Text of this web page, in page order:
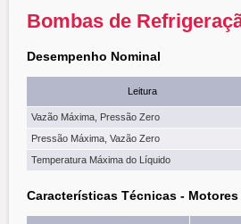
Bombas de
Desempenho Nominal
Leitura
Vazão Máxima, Pressão Zero
Pressão Máxima, Vazão Zero
Temperatura Máxima do Líquido
Características Técnicas -